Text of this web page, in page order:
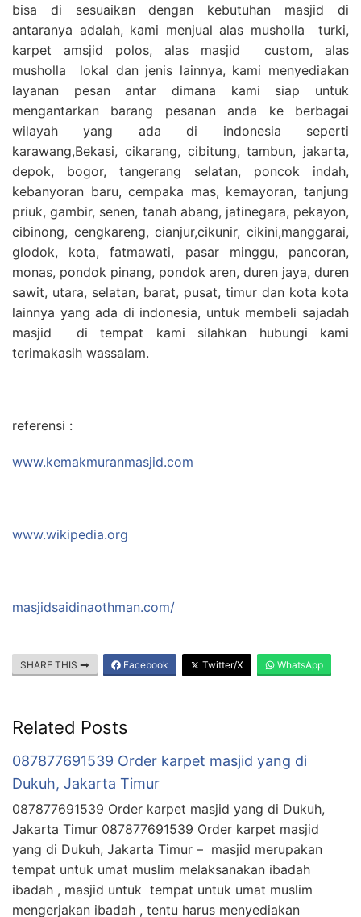
bisa di sesuaikan dengan kebutuhan masjid di
antaranya adalah, kami menjual alas musholla turki,
karpet amsjid polos, alas masjid custom, alas
musholla lokal dan jenis lainnya, kami menyediakan
layanan pesan antar dimana kami siap untuk
mengantarkan barang pesanan anda ke berbagai
wilayah yang ada di indonesia seperti
karawang,Bekasi, cikarang, cibitung, tambun, jakarta,
depok, bogor, tangerang selatan, poncok indah,
kebanyoran baru, cempaka mas, kemayoran, tanjung
priuk, gambir, senen, tanah abang, jatinegara, pekayon,
cibinong, cengkareng, cianjur,cikunir, cikini,manggarai,
glodok, kota, fatmawati, pasar minggu, pancoran,
monas, pondok pinang, pondok aren, duren jaya, duren
sawit, utara, selatan, barat, pusat, timur dan kota kota
lainnya yang ada di indonesia, untuk membeli sajadah
masjid di tempat kami silahkan hubungi kami
terimakasih wassalam.
referensi :
www.kemakmuranmasjid.com
www.wikipedia.org
masjidsaidinaothman.com/
SHARE THIS Facebook Twitter/X WhatsApp
Related Posts
087877691539 Order karpet masjid yang di
Dukuh, Jakarta Timur
087877691539 Order karpet masjid yang di Dukuh,
Jakarta Timur 087877691539 Order karpet masjid
yang di Dukuh, Jakarta Timur – masjid merupakan
tempat untuk umat muslim melaksanakan ibadah
ibadah , masjid untuk tempat untuk umat muslim
mengerjakan ibadah , tentu harus menyediakan